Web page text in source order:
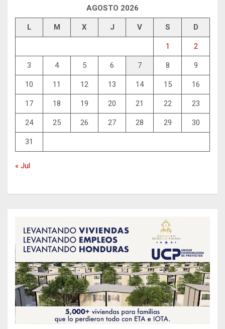
AGOSTO 2026
L M X J V S D
1 2
3 4 5 6 7 8 9
10 11 12 13 14 15 16
17 18 19 20 21 22 23
24 25 26 27 28 29 30
31
« Jul